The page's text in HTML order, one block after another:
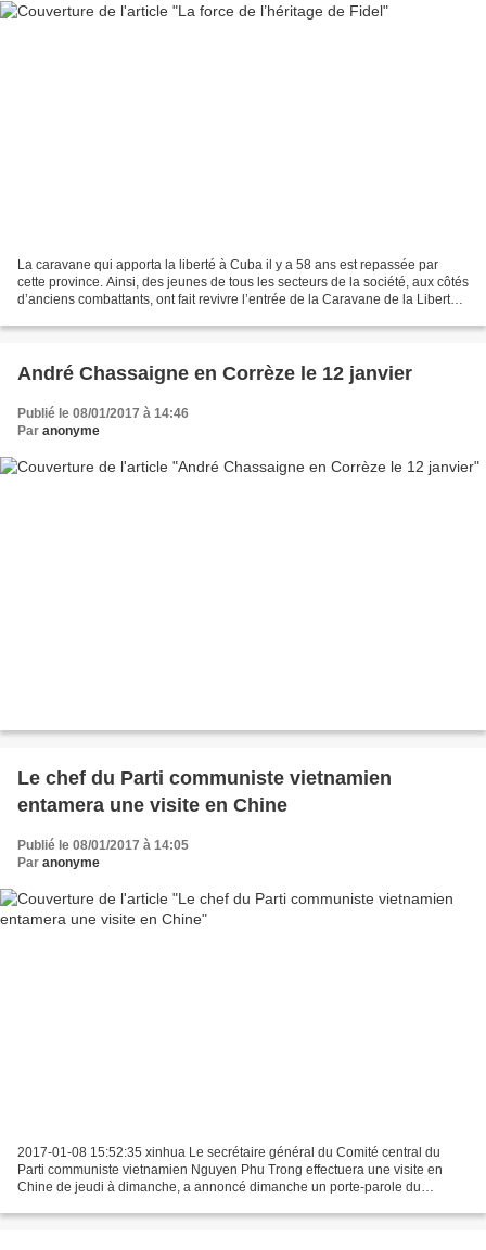
La caravane qui apporta la liberté à Cuba il y a 58 ans est repassée par
cette province. Ainsi, des jeunes de tous les secteurs de la société, aux côtés
d’anciens combattants, ont fait revivre l’entrée de la Caravane de la Liberté,
André Chassaigne en Corrèze le 12 janvier
Publié le 08/01/2017 à 14:46
Par anonyme
Le chef du Parti communiste vietnamien
entamera une visite en Chine
Publié le 08/01/2017 à 14:05
Par anonyme
2017-01-08 15:52:35 xinhua Le secrétaire général du Comité central du
Parti communiste vietnamien Nguyen Phu Trong effectuera une visite en
Chine de jeudi à dimanche, a annoncé dimanche un porte-parole du